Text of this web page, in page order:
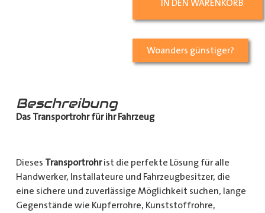
IN DEN WARENKORB
Woanders günstiger?
Beschreibung
Das Transportrohr für ihr Fahrzeug
Dieses Transportrohrist die perfekte Lösung für alle
Handwerker, Installateure und Fahrzeugbesitzer, die
eine sichere und zuverlässige Möglichkeit suchen, lange
Gegenstände wie Kupferrohre, Kunststoffrohre,